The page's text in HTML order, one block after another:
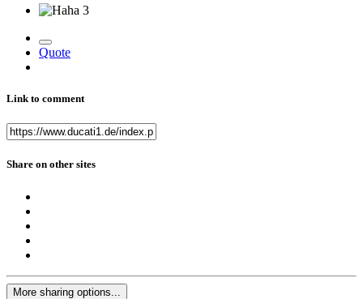
3
Quote
Link to comment
Share on other sites
More sharing options...